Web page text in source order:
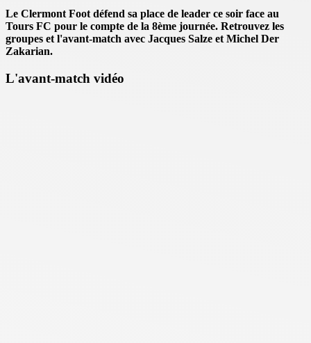
Le Clermont Foot défend sa place de leader ce soir face au
Tours FC pour le compte de la 8ème journée. Retrouvez les
groupes et l'avant-match avec Jacques Salze et Michel Der
Zakarian.
L'avant-match vidéo